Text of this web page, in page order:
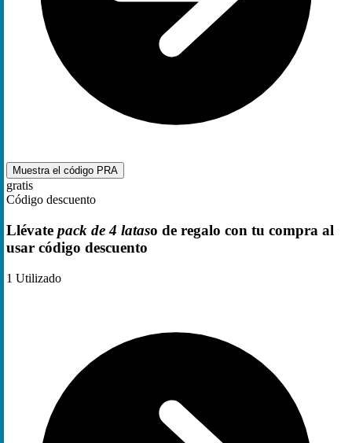
Muestra el código PRA
gratis
Código descuento
Llévate pack de 4 lataso de regalo con tu compra al
usar código descuento
1 Utilizado